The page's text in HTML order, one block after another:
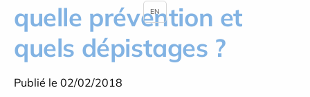
quelle prévention et
quels dépistages ?
Publié le 02/02/2018
EN